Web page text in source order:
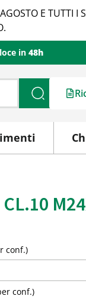
E TUTTI
in 48h
Cerca
conf.)
conf.)